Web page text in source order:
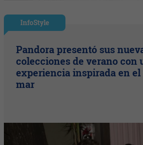
InfoStyle
Pandora presentó sus
colecciones de verano con
experiencia inspirada en
mar